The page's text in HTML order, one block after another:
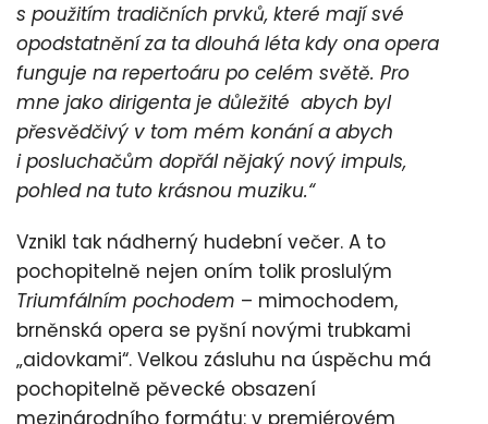
s použitím tradičních prvků, které mají své
opodstatnění za ta dlouhá léta kdy ona opera
funguje na repertoáru po celém světě. Pro
mne jako dirigenta je důležité abych byl
přesvědčivý v tom mém konání a abych
i posluchačům dopřál nějaký nový impuls,
pohled na tuto krásnou muziku.“
Vznikl tak nádherný hudební večer. A to
pochopitelně nejen oním tolik proslulým
Triumfálním pochodem – mimochodem,
brněnská opera se pyšní novými trubkami
„aidovkami“. Velkou zásluhu na úspěchu má
pochopitelně pěvecké obsazení